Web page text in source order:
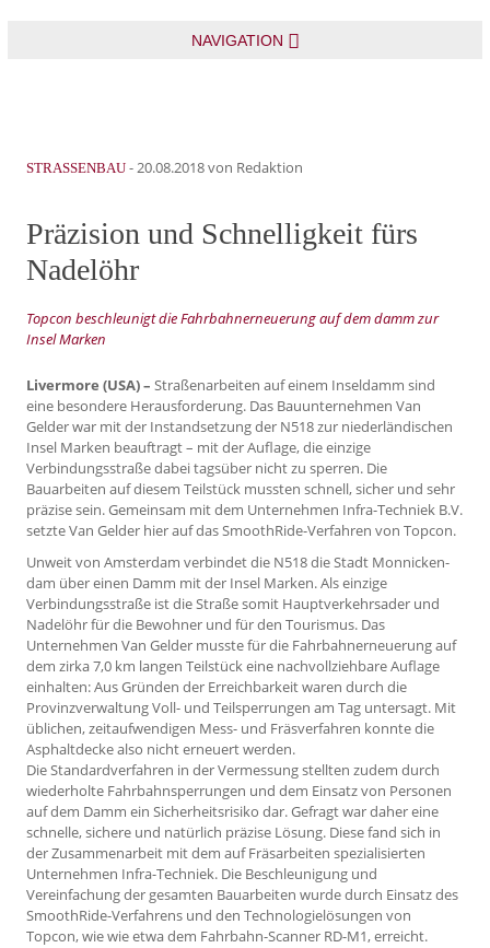
NAVIGATION
STRASSENBAU -20.08.2018von Redaktion
Präzision und Schnelligkeit fürs
Nadelöhr
Topcon beschleunigt die Fahrbahnerneuerung auf dem damm zur
Insel Marken
Livermore (USA) – Straßenarbeiten auf einem Inseldamm sind
eine besondere Herausforderung. Das Bauunternehmen Van
Gelder war mit der Instandsetzung der N518 zur niederländischen
Insel Marken beauftragt – mit der Auflage, die einzige
Verbindungsstraße dabei tagsüber nicht zu sperren. Die
Bauarbeiten auf diesem Teilstück mussten schnell, sicher und sehr
präzise sein. Gemeinsam mit dem Unternehmen Infra-Techniek B.V.
setzte Van Gelder hier auf das Smooth­Ride-Verfahren von Topcon.
Unweit von Amsterdam verbindet die N518 die Stadt Monnicken­
dam über einen Damm mit der Insel Marken. Als einzige
Verbindungsstraße ist die Straße somit Hauptverkehrsader und
Nadelöhr für die Bewohner und für den Tourismus. Das
Unternehmen Van Gelder musste für die Fahrbahnerneuerung auf
dem zirka 7,0 km langen Teilstück eine nachvollziehbare Auflage
einhalten: Aus Gründen der Erreichbarkeit waren durch die
Provinzverwaltung Voll- und Teilsperrungen am Tag untersagt. Mit
üblichen, zeitaufwendigen Mess- und Fräsverfahren konnte die
Asphaltdecke also nicht erneuert werden.
Die Standardverfahren in der Vermessung stellten zudem durch
wiederholte Fahrbahnsperrungen und dem Einsatz von Personen
auf dem Damm ein Sicherheitsrisiko dar. Gefragt war daher eine
schnelle, sichere und natürlich präzise Lösung. Diese fand sich in
der Zusammenarbeit mit dem auf Fräsarbeiten spezialisierten
Unternehmen Infra-Techniek. Die Beschleunigung und
Vereinfachung der gesamten Bauarbeiten wurde durch Einsatz des
SmoothRide-Verfahrens und den Technologielösungen von
Topcon, wie wie etwa dem Fahrbahn-Scanner RD-M1, erreicht.